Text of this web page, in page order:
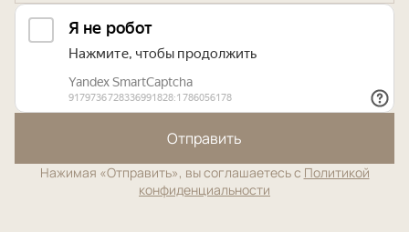
Отправить
Нажимая «Отправить», вы соглашаетесь с Политикой
конфиденциальности